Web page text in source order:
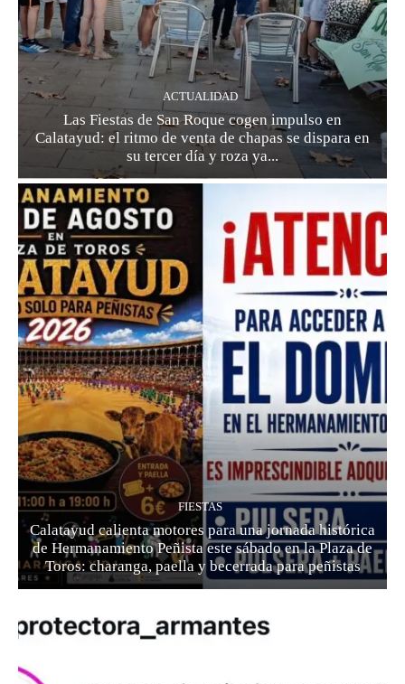
ACTUALIDAD
Las Fiestas de San Roque cogen impulso en
Calatayud: el ritmo de venta de chapas se dispara en
su tercer día y roza ya...
FIESTAS
Calatayud calienta motores para una jornada histórica
de Hermanamiento Peñista este sábado en la Plaza de
Toros: charanga, paella y becerrada para peñistas